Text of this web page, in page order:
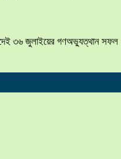
৩৬ জুলাইয়ের গণঅভ্যুত্থান সফল